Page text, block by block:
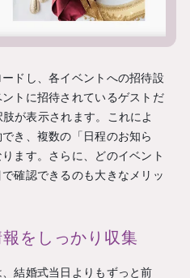
ドし、各イベントへの招待設
トに招待されているゲストだ
が表示されます。これによ
き、複数の「日程のお知ら
ます。さらに、どのイベント
確認できるのも大きなメリッ
をしっかり収集
結婚式当日よりもずっと前